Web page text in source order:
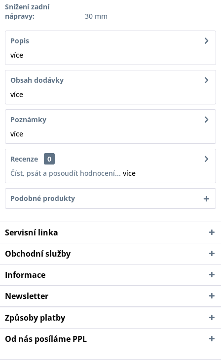
Snížení zadní
nápravy:
30 mm
Popis
více
Obsah dodávky
více
Poznámky
více
Recenze
0
Číst, psát a posoudít hodnocení... více
Podobné produkty
Servisní linka
Obchodní služby
Informace
Newsletter
Způsoby platby
Od nás posíláme PPL